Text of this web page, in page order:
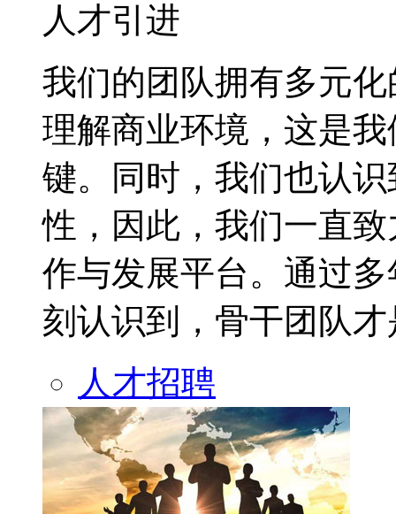
人才引进
我们的团队拥有多元
理解商业环境，这是
键。同时，我们也认
性，因此，我们一直
作与发展平台。通过
刻认识到，骨干团队
人才招聘